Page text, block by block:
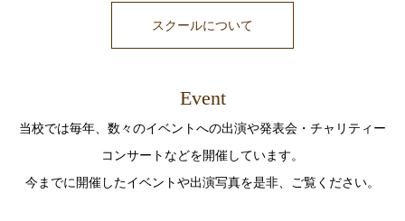
スクールについて
Event
当校では毎年、数々のイベントへの出演や発表会・チャリティー
コンサートなどを開催しています。
今までに開催したイベントや出演写真を是非、ご覧ください。